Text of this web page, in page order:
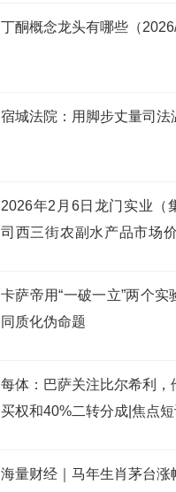
丁酮概念龙头有哪些（2026/
宿城法院：用脚步丈量司法
2026年2月6日龙门实业（
司西三街农副水产品市场
卡萨帝用“一破一立”两个实
同质化伪命题
每体：巴萨关注比尔希利，
买权和40%二转分成|焦点
海量财经｜马年生肖茅台涨